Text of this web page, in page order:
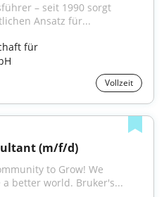
– seit 1990 sorgt
An­satz für...
für
Vollzeit
(m/f/d)
to Grow! We
a better world. Bruker's...